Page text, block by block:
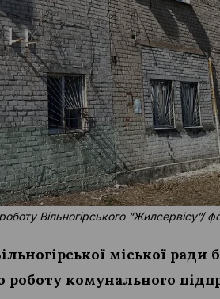
Вільногірського “Жилсервісу”/
міської
комунального